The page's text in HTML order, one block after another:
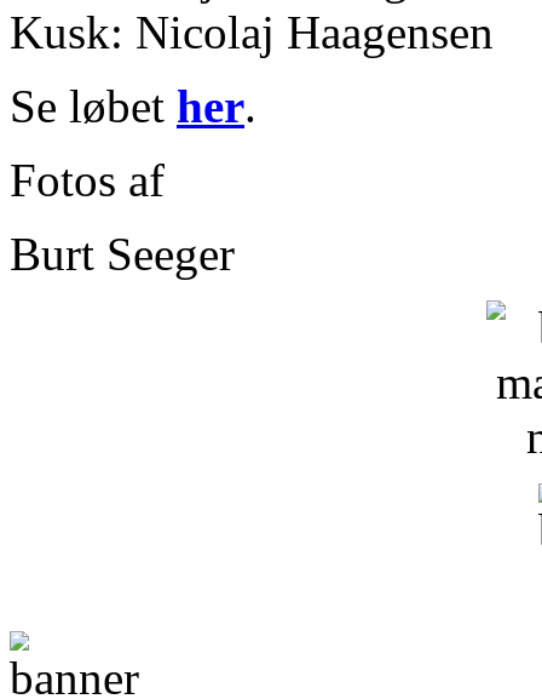
Kusk: Nicolaj Haagensen
Se løbet her.
Fotos af
Burt Seeger